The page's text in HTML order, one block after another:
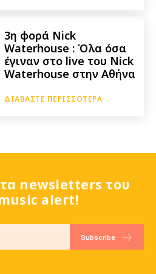
3η φορά Nick
Waterhouse : Όλα όσα
έγιναν στο live του Nick
Waterhouse στην Αθήνα
ΔΙΑΒΆΣΤΕ ΠΕΡΙΣΣΌΤΕΡΑ
newsletters του
alert!
Subscribe